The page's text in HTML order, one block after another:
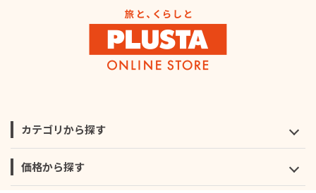
カテゴリから探す
価格から探す